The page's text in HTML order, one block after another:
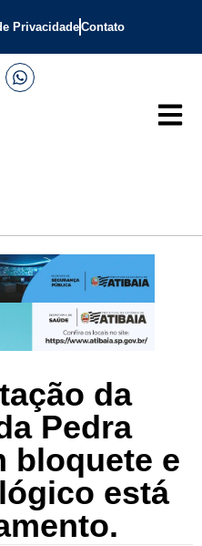
PrivacidadeContato
da
Pedra
bloquete e
está